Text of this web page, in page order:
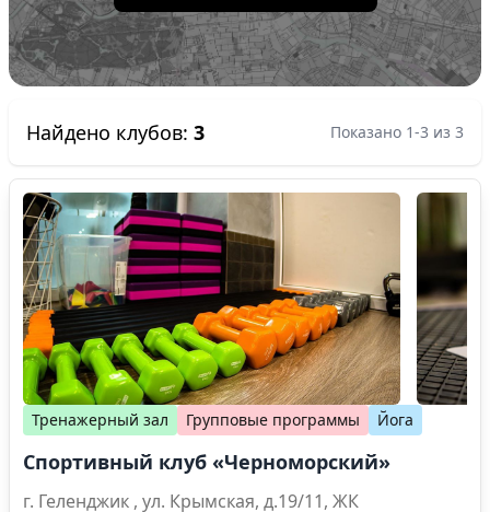
Найдено клубов: 3 Показано 1-3 из 3
Тренажерный зал Групповые программы Йога
Спортивный клуб «Черноморский»
г. Геленджик , ул. Крымская, д.19/11, ЖК